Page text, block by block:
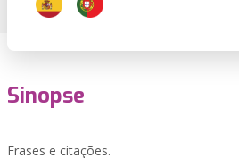
Sinopse
Frases e citações.